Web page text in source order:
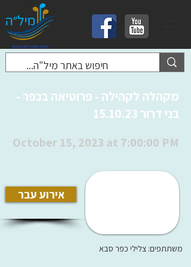
מקהלה לקהילה - פרוטיאה בכפר -
בני דרור 15.10.23
October 15, 2023 at 7:00:00 PM
אירוע עבר
משתתפים: צלילי כפר סבא